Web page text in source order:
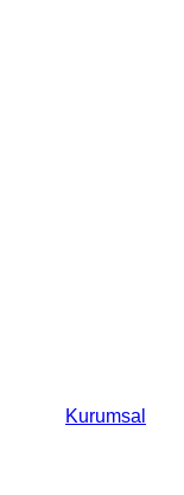
Kurumsal